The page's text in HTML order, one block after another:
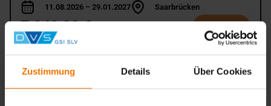
Zustimmung Details Über Cookies
11.08.2026 – 29.01.2027 Saarbrücken
7.240,00 €
Prüfung Teil 3